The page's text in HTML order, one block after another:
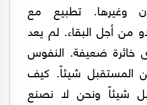
وغيرها. تطبيع مع
من أجل البقاء. لم يعد
خائرة ضعيفة. النفوس
المستقبل شيئاً. كيف
شيئاً ونحن لا نصنع